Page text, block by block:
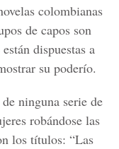
colombianas
de capos son
dispuestas a
su poderío.
ninguna serie de
robándose las
los títulos: “Las